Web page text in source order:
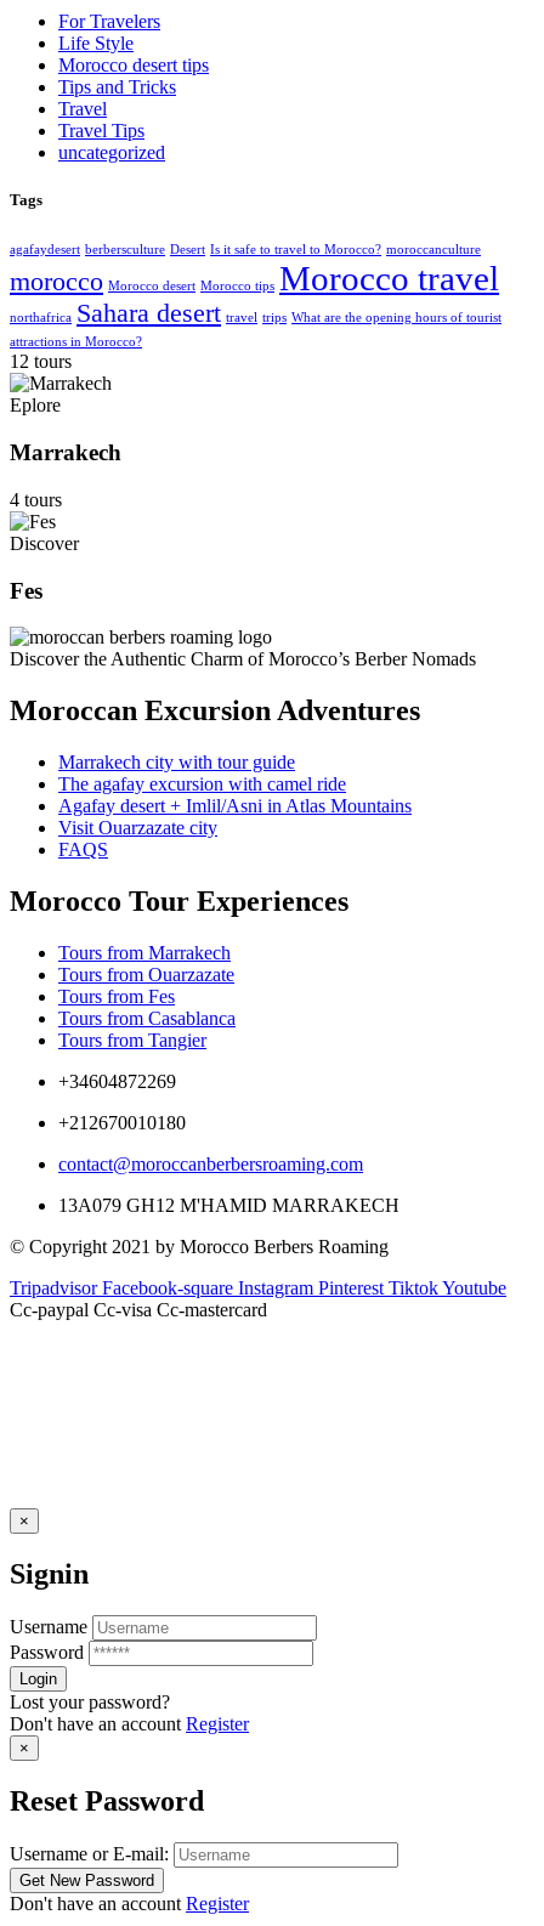
For Travelers
Life Style
Morocco desert tips
Tips and Tricks
Travel
Travel Tips
uncategorized
Tags
agafaydesert berbersculture Desert Is it safe to travel to Morocco? moroccanculture
morocco Morocco desert Morocco tips Morocco travel
northafrica Sahara desert travel trips What are the opening hours of tourist
attractions in Morocco?
12 tours
Eplore
Marrakech
4 tours
Discover
Fes
Discover the Authentic Charm of Morocco’s Berber Nomads
Moroccan Excursion Adventures
Marrakech city with tour guide
The agafay excursion with camel ride
Agafay desert + Imlil/Asni in Atlas Mountains
Visit Ouarzazate city
FAQS
Morocco Tour Experiences
Tours from Marrakech
Tours from Ouarzazate
Tours from Fes
Tours from Casablanca
Tours from Tangier
+34604872269
+212670010180
contact@moroccanberbersroaming.com
13A079 GH12 M'HAMID MARRAKECH
© Copyright 2021 by Morocco Berbers Roaming
Tripadvisor Facebook-square Instagram Pinterest TiktokYoutube
Cc-paypal Cc-visa Cc-mastercard
×
Signin
Username
Password
Lost your password?
Don't have an account Register
×
Reset Password
Username or E-mail:
Don't have an account Register